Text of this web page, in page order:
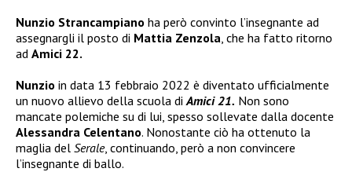
Nunzio Strancampiano ha però convinto l’insegnante ad
assegnargli il posto di Mattia Zenzola , che ha fatto ritorno
ad Amici 22.
Nunzio in data 13 febbraio 2022 è diventato ufficialmente
un nuovo allievo della scuola di Amici 21. Non sono
mancate polemiche su di lui, spesso sollevate dalla docente
Alessandra Celentano. Nonostante ciò ha ottenuto la
maglia del Serale, continuando, però a non convincere
l’insegnante di ballo.